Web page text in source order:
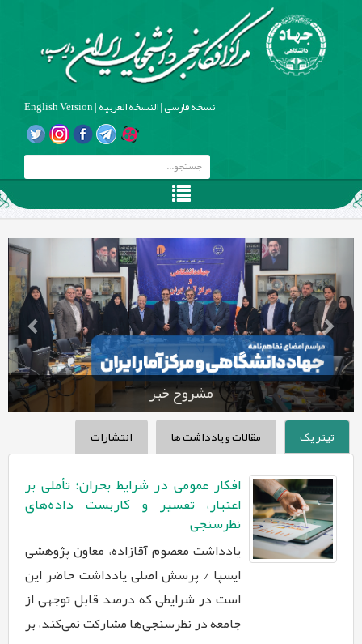
نسخه فارسی|النسخه العربیه|
English Version
مشروح خبر
تیتر یک مقالات و یادداشت ها انتشارات
افکار عمومی در شرایط بحران؛ تأملی بر
اعتبار، تفسیر و کاربست داده‌های
نظرسنجی
یادداشت معصوم آقازاده، معاون پژوهشی
ایسپا / پرسش اصلی یادداشت حاضر این
است در شرایطی که درصد قابل توجهی از
جامعه در نظرسنجی‌ها مشارکت نمی‌کند، بر